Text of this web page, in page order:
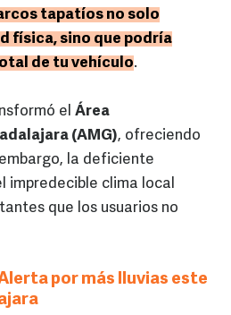
tapatíos no solo
física, sino que podría
de tu vehículo.
el Área
(AMG), ofreciendo
la deficiente
impredecible clima local
que los usuarios no
por más lluvias este